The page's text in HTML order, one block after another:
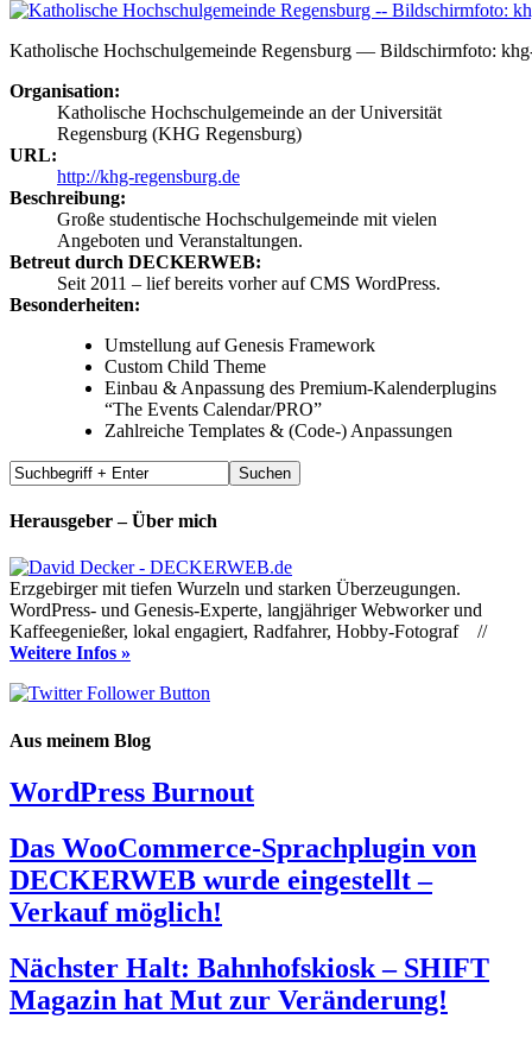
Katholische Hochschulgemeinde Regensburg — Bildschirmfoto:
Organisation:
Katholische Hochschulgemeinde an der Universität
Regensburg (KHG Regensburg)
URL:
http://khg-regensburg.de
Beschreibung:
Große studentische Hochschulgemeinde mit vielen
Angeboten und Veranstaltungen.
Betreut durch DECKERWEB:
Seit 2011 – lief bereits vorher auf CMS WordPress.
Besonderheiten:
Umstellung auf Genesis Framework
Custom Child Theme
Einbau & Anpassung des Premium-Kalenderplugins
“The Events Calendar/PRO”
Zahlreiche Templates & (Code-) Anpassungen
Herausgeber – Über mich
Erzgebirger mit tiefen Wurzeln und starken Überzeugungen.
WordPress- und Genesis-Experte, langjähriger Webworker und
Kaffeegenießer, lokal engagiert, Radfahrer, Hobby-Fotograf //
Weitere Infos »
Aus meinem Blog
WordPress Burnout
Das WooCommerce-Sprachplugin von
DECKERWEB wurde eingestellt –
Verkauf möglich!
Nächster Halt: Bahnhofskiosk – SHIFT
Magazin hat Mut zur Veränderung!